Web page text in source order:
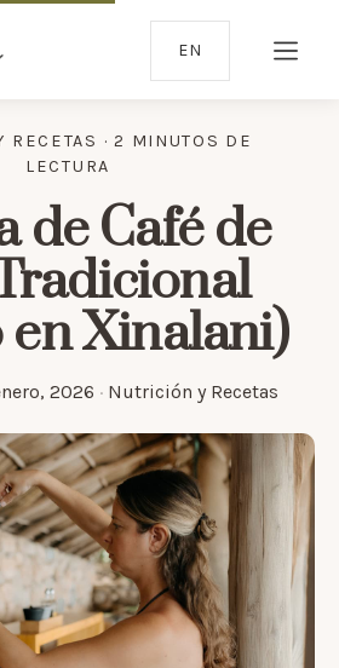
EN
RECETAS · 2 MINUTOS DE
LECTURA
de Café de
en Xinalani)
2026 · Nutrición y Recetas